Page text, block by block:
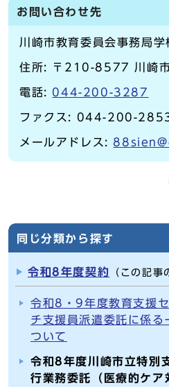
お問い合わせ先
川崎市教育委員会事務局
住所: 〒210-8577 川崎市
電話: 044-200-3287
ファクス: 044-200-
メールアドレス:
同じ分類から探す
令和8年度契約 （この記事
令和8・9年度教育支援
チ支援員派遣委託に係る
ついて
令和8年度川崎市立特別
行業務委託（医療的ケア